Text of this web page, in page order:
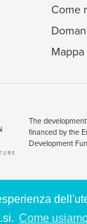
Come
Come
Mappa
The
financed by the
Development
SULLA